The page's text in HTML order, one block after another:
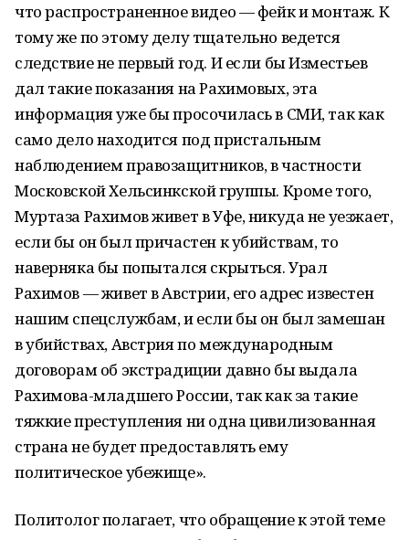
что распространенное видео — фейк и монтаж. К
тому же по этому делу тщательно ведется
следствие не первый год. И если бы Изместьев
дал такие показания на Рахимовых, эта
информация уже бы просочилась в СМИ, так как
само дело находится под пристальным
наблюдением правозащитников, в частности
Московской Хельсинкской группы. Кроме того,
Муртаза Рахимов живет в Уфе, никуда не уезжает,
если бы он был причастен к убийствам, то
наверняка бы попытался скрыться. Урал
Рахимов — живет в Австрии, его адрес известен
нашим спецслужбам, и если бы он был замешан
в убийствах, Австрия по международным
договорам об экстрадиции давно бы выдала
Рахимова-младшего России, так как за такие
тяжкие преступления ни одна цивилизованная
страна не будет предоставлять ему
политическое убежище».
Политолог полагает, что обращение к этой теме